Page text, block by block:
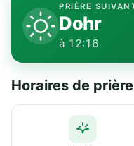
PRIÈRE
Dohr
à 12:16